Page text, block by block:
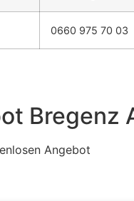
0660 975 70 03
Bregenz
Angebot